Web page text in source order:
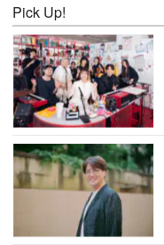
Pick Up!